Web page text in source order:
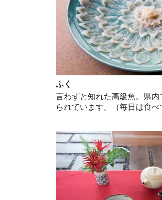
ふく
言わずと知れた高級魚。県
られています。（毎日は食べ